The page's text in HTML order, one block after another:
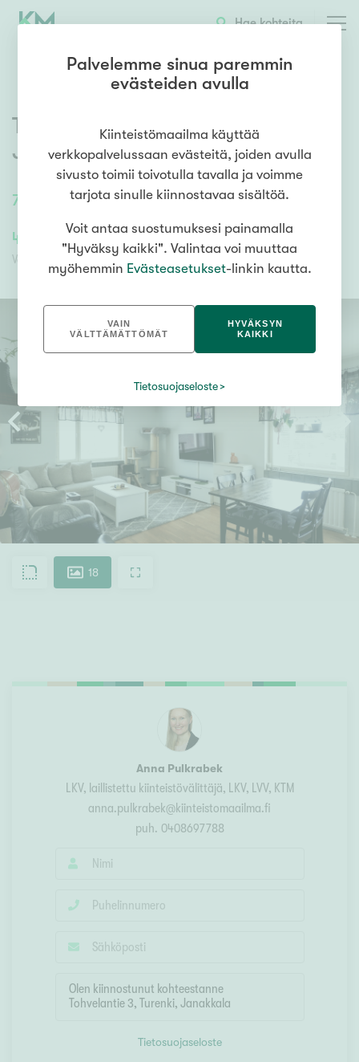
Hae kohteita
79 79m² 3h,k, kph, parveke
Tohvelantie 3,Turenki,
Janakkala
49 000,00 €
Velaton hinta
46 160,39 €
18
Anna Pulkrabek
LKV, laillistettu kiinteistövälittäjä, LKV, LVV, KTM
anna.pulkrabek@kiinteistomaailma.fi
puh. 0408697788
Tietosuojaseloste
Palvelemme sinua paremmin
evästeiden avulla
Kiinteistömaailma käyttää
verkkopalvelussaan evästeitä, joiden avulla
sivusto toimii toivotulla tavalla ja voimme
tarjota sinulle kiinnostavaa sisältöä.
Voit antaa suostumuksesi painamalla
"Hyväksy kaikki". Valintaa voi muuttaa
myöhemmin Evästeasetukset-linkin kautta.
VAIN
VÄLTTÄMÄTTÖMÄT
HYVÄKSYN
KAIKKI
Tietosuojaseloste